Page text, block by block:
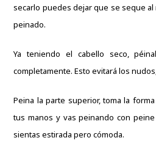
secarlo puedes dejar que se seque
peinado.
Ya teniendo el cabello seco,
completamente. Esto evitará los
Peina la parte superior, toma la
tus manos y vas peinando con
sientas estirada pero cómoda.